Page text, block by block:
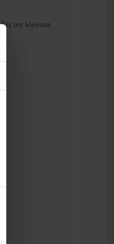
ins kleinste